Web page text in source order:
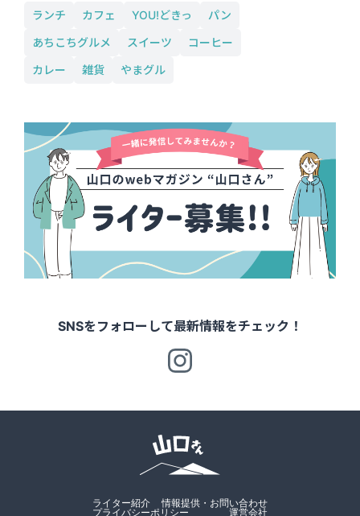
ランチ カフェ YOU!どきっ
パン
あちこちグルメ
スイーツ
コーヒー
カレー
雑貨 やまグル
SNSをフォローして最新情報をチェック！
ライター紹介
情報提供・お問い合わせ
プライバシーポリシー
運営会社